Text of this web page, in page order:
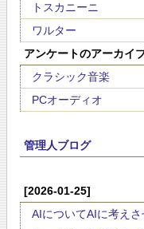
トスカニーニ
ワルター
アンケートのアーカイ
クラシック音楽
PCオーディオ
管理人ブログ
[2026-01-25]
AIについてAIに考え